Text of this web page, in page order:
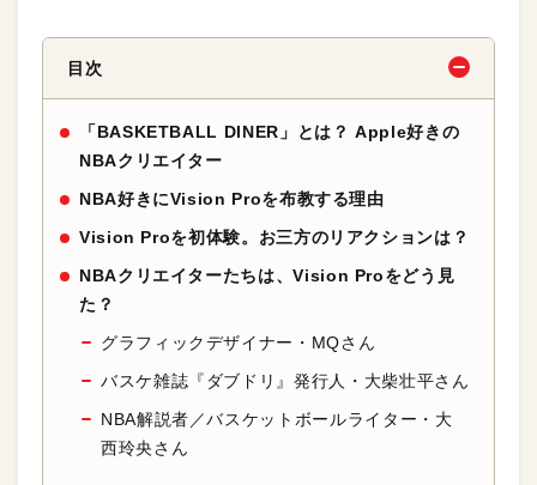
目次
「BASKETBALL DINER」とは？ Apple好きの
NBAクリエイター
NBA好きにVision Proを布教する理由
Vision Proを初体験。お三方のリアクションは？
NBAクリエイターたちは、Vision Proをどう見
た？
グラフィックデザイナー・MQさん
バスケ雑誌『ダブドリ』発行人・大柴壮平さん
NBA解説者／バスケットボールライター・大
西玲央さん